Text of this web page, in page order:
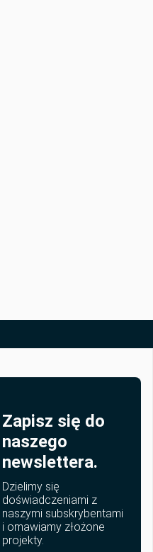
Zapisz się do
naszego
newslettera.
Dzielimy się
doświadczeniami z
naszymi subskrybentami
i omawiamy złożone
projekty.